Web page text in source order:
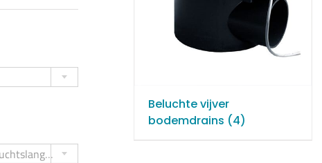
Beluchte vijver
bodemdrains (4)

Kies een Diameter Luchtslangen